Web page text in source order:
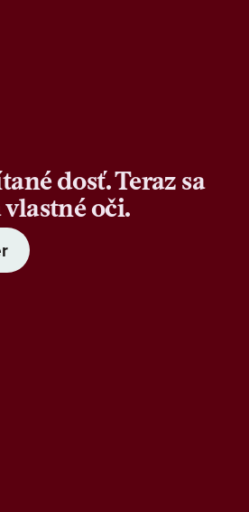
dosť. Teraz sa
oči.